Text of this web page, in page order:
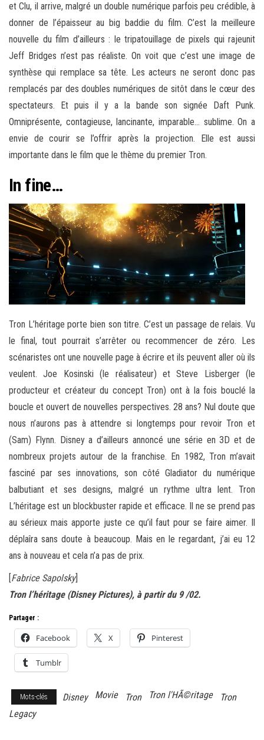
et Clu, il arrive, malgré un double numérique parfois peu crédible, à
donner de l’épaisseur au big baddie du film. C’est la meilleure
nouvelle du film d’ailleurs : le tripatouillage de pixels qui rajeunit
Jeff Bridges n’est pas réaliste. On voit que c’est une image de
synthèse qui remplace sa tête. Les acteurs ne seront donc pas
remplacés par des doubles numériques de sitôt dans le cœur des
spectateurs. Et puis il y a la bande son signée Daft Punk.
Omniprésente, contagieuse, lancinante, imparable… sublime. On a
envie de courir se l’offrir après la projection. Elle est aussi
importante dans le film que le thème du premier Tron.
In fine…
Tron L’héritage porte bien son titre. C’est un passage de relais. Vu
le final, tout pourrait s’arrêter ou recommencer de zéro. Les
scénaristes ont une nouvelle page à écrire et ils peuvent aller où ils
veulent. Joe Kosinski (le réalisateur) et Steve Lisberger (le
producteur et créateur du concept Tron) ont à la fois bouclé la
boucle et ouvert de nouvelles perspectives. 28 ans? Nul doute que
nous n’aurons pas à attendre si longtemps pour revoir Tron et
(Sam) Flynn. Disney a d’ailleurs annoncé une série en 3D et de
nombreux projets autour de la franchise. En 1982, Tron m’avait
fasciné par ses innovations, son côté Gladiator du numérique
balbutiant et ses designs, malgré un rythme ultra lent. Tron
L’héritage est un blockbuster rapide et efficace. Il ne se prend pas
au sérieux mais apporte juste ce qu’il faut pour se faire aimer. Il
déplaîra sans doute à beaucoup. Mais en le regardant, j’ai eu 12
ans à nouveau et cela n’a pas de prix.
[Fabrice Sapolsky]
Tron l’héritage (Disney Pictures), à partir du 9 /02.
Partager :
Facebook X Pinterest
Tumblr
Mots-clés Disney Movie Tron Tron l'HÃ©ritage
Tron
Legacy